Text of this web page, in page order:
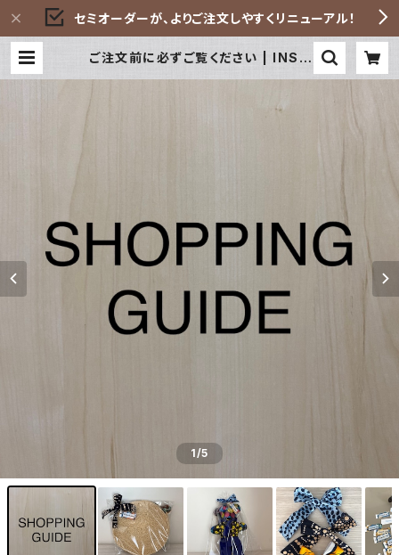
セミオーダーが、よりご注文しやすくリニューアル！
ご注文前に必ずご覧ください | INSH
1/5